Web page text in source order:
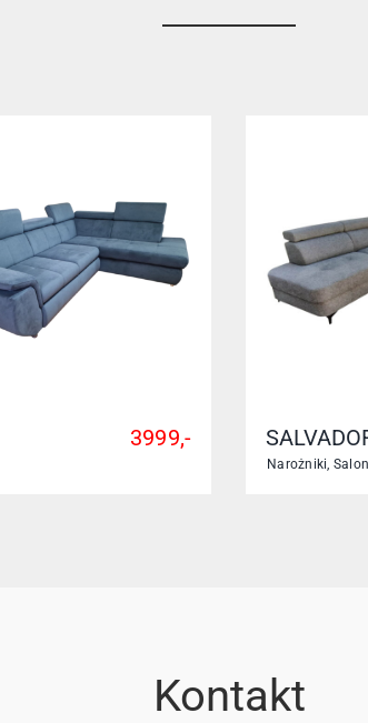
3999,-
Narożniki, Salon
Kontakt